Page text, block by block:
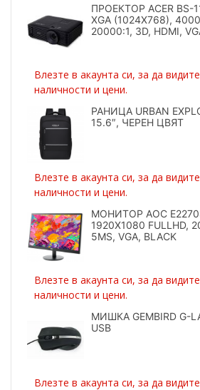
ПРОЕКТОР ACER BS-
XGA (1024X768),
20000:1, 3D, HDMI,
Влезте в акаунта си, за да
наличности и цени.
РАНИЦА URBAN
15.6″, ЧЕРЕН ЦВЯТ
Влезте в акаунта си, за да
наличности и цени.
МОНИТОР AOC
1920X1080 FULLHD,
5MS, VGA, BLACK
Влезте в акаунта си, за да
наличности и цени.
МИШКА GEMBIRD G-
USB
Влезте в акаунта си, за да